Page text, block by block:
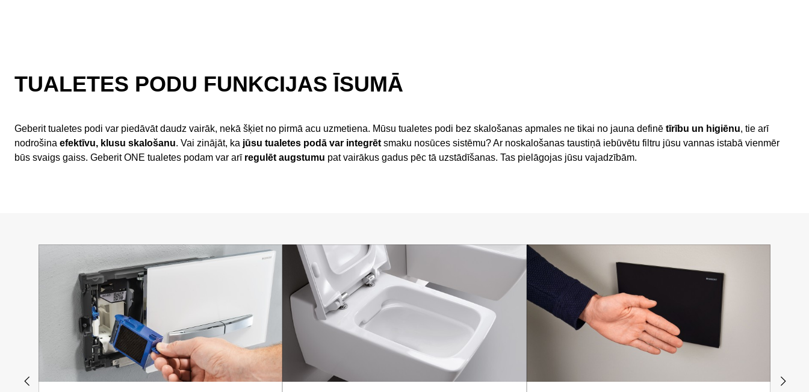
TUALETES PODU FUNKCIJAS ĪSUMĀ
Geberit tualetes podi var piedāvāt daudz vairāk, nekā šķiet no pirmā acu uzmetiena. Mūsu tualetes podi bez skalošanas apmales ne tikai no jauna definē tīrību un higiēnu, tie arī
nodrošina efektīvu, klusu skalošanu. Vai zinājāt, ka jūsu tualetes podā var integrēt smaku nosūces sistēmu? Ar noskalošanas taustiņā iebūvētu filtru jūsu vannas istabā vienmēr
būs svaigs gaiss. Geberit ONE tualetes podam var arī regulēt augstumu pat vairākus gadus pēc tā uzstādīšanas. Tas pielāgojas jūsu vajadzībām.